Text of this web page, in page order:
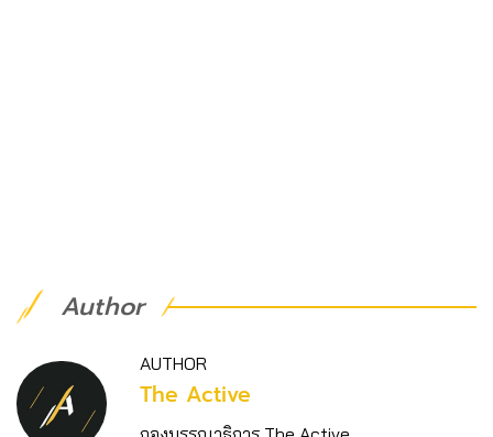
Author
AUTHOR
The Active